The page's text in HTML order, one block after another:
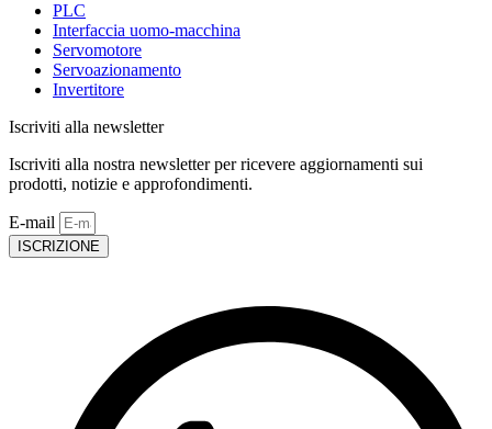
PLC
Interfaccia uomo-macchina
Servomotore
Servoazionamento
Invertitore
Iscriviti alla newsletter
Iscriviti alla nostra newsletter per ricevere aggiornamenti sui
prodotti, notizie e approfondimenti.
E-mail
ISCRIZIONE